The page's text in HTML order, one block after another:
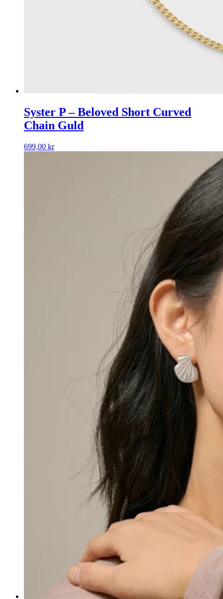
Syster P – Beloved Short Curved
Chain Guld
699,00 kr